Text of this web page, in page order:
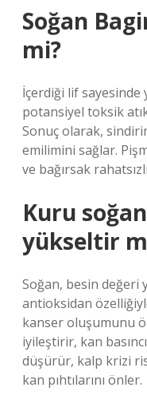
Soğan
mi?
İçerdiği lif
potansiyel toksik
Sonuç olarak,
emilimini sağlar.
ve bağırsak
Kuru
yükseltir
Soğan, besin değeri
antioksidan
kanser oluşumunu
iyileştirir, kan
düşürür, kalp krizi
kan pıhtılarını önler.